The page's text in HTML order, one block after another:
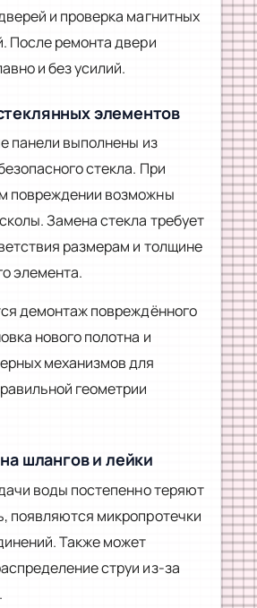
и проверка магнитных
После ремонта двери
и без усилий.
элементов
панели выполнены из
стекла. При
повреждении возможны
Замена стекла требует
размерам и толщине
элемента.
демонтаж повреждённого
нового полотна и
механизмов для
геометрии
шлангов и лейки
воды постепенно теряют
появляются микропротечки
Также может
струи из-за